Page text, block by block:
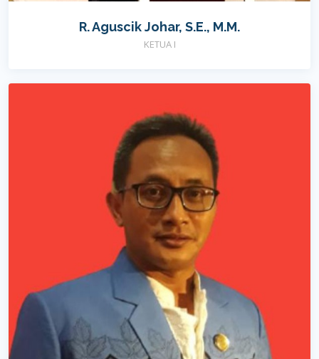
R. Aguscik Johar, S.E., M.M.
KETUA I